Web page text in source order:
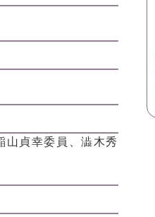
山貞幸委員、澁木秀